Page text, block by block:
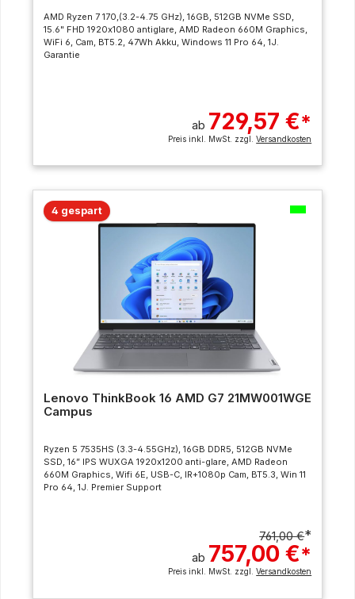
AMD Ryzen 7 170,(3.2-4.75 GHz), 16GB, 512GB NVMe SSD,
15.6" FHD 1920x1080 antiglare, AMD Radeon 660M Graphics,
WiFi 6, Cam, BT5.2, 47Wh Akku, Windows 11 Pro 64, 1J.
Garantie
ab 729,57 €*
Preis inkl. MwSt. zzgl.Versandkosten
4 gespart
Lenovo ThinkBook 16 AMD G7 21MW001WGE
Campus
Ryzen 5 7535HS (3.3-4.55GHz), 16GB DDR5, 512GB NVMe
SSD, 16” IPS WUXGA 1920x1200 anti-glare, AMD Radeon
660M Graphics, Wifi 6E, USB-C, IR+1080p Cam, BT5.3, Win 11
Pro 64, 1J. Premier Support
761,00 €*
ab 757,00 €*
Preis inkl. MwSt. zzgl.Versandkosten